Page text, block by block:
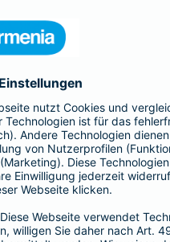
und Erwachsene, Schutz
Kfz- und
in jeder Lebenslage